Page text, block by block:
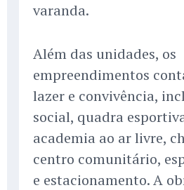
varanda.
Além das unidades, os
empreendimentos
lazer e convivência,
social, quadra
academia ao ar livre,
centro comunitário,
e estacionamento. A